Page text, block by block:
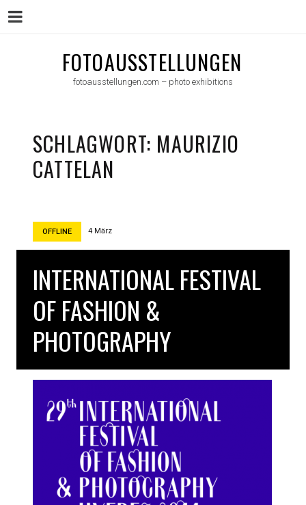
FOTOAUSSTELLUNGEN
fotoausstellungen.com – photo exhibitions
SCHLAGWORT: MAURIZIO
CATTELAN
OFFLINE 4 März
INTERNATIONAL FESTIVAL
OF FASHION &
PHOTOGRAPHY
Menu